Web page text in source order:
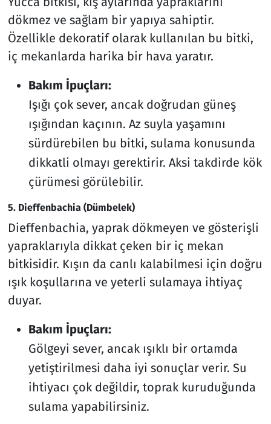
dökmez ve sağlam bir yapıya sahiptir.
Özellikle dekoratif olarak kullanılan bu bitki,
iç mekanlarda harika bir hava yaratır.
Bakım İpuçları:
Işığı çok sever, ancak doğrudan güneş
ışığından kaçının. Az suyla yaşamını
sürdürebilen bu bitki, sulama konusunda
dikkatli olmayı gerektirir. Aksi takdirde kök
çürümesi görülebilir.
5. Dieffenbachia (Dümbelek)
Dieffenbachia, yaprak dökmeyen ve gösterişli
yapraklarıyla dikkat çeken bir iç mekan
bitkisidir. Kışın da canlı kalabilmesi için doğru
ışık koşullarına ve yeterli sulamaya ihtiyaç
duyar.
Bakım İpuçları:
Gölgeyi sever, ancak ışıklı bir ortamda
yetiştirilmesi daha iyi sonuçlar verir. Su
ihtiyacı çok değildir, toprak kuruduğunda
sulama yapabilirsiniz.